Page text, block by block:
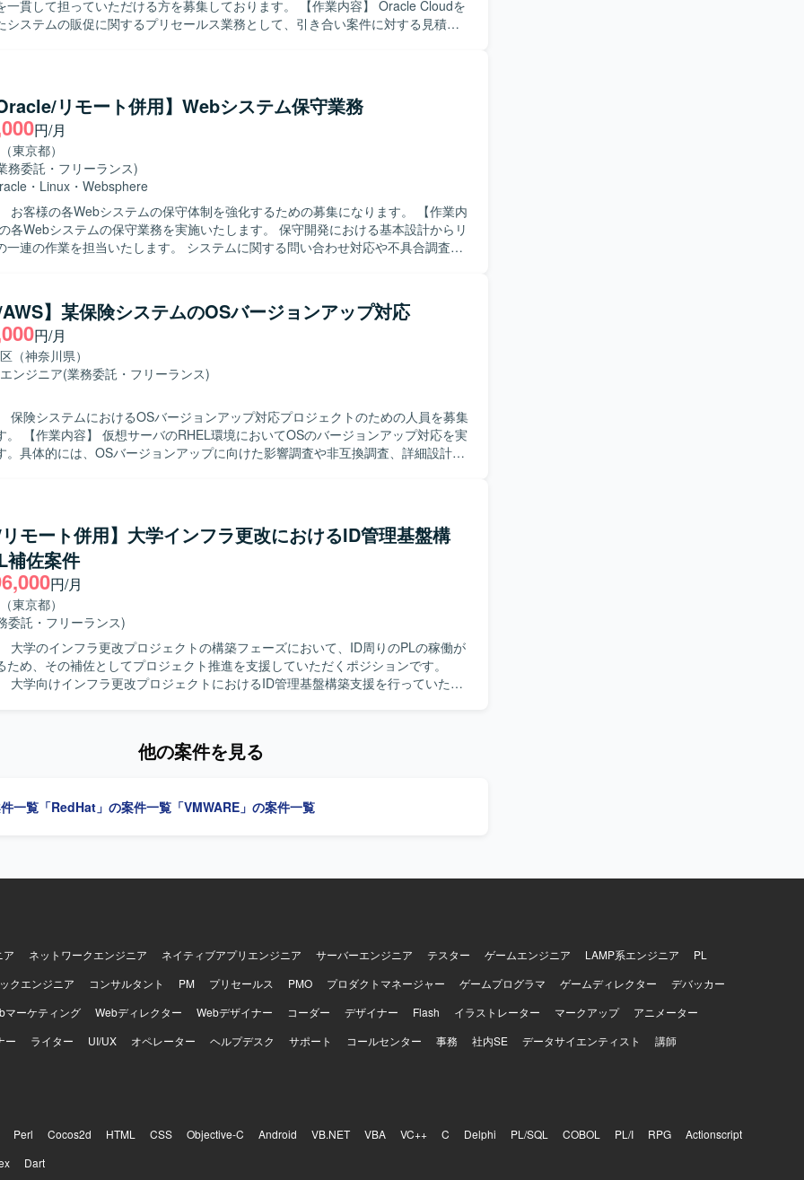
Flutter、Java、TypeScript、SpringBoot、PostgreSQL、React、AWS などを用い
発となります。
て担っていただける方を募集しております。 【作業内容】 Oracle Cloudを
システムの販促に関するプリセールス業務として、引き合い案件に対する見積作
ま
率化・自動化を意識しながら取り組み、チームメンバーと主体的にコミュニケー
る方を歓迎いたします。 サブリーダーとしてメンバーのスケジューリングやタス
管理を行いながら、お客様への報告・説明も丁寧に実施できる方を想定しており
ポジションにチャレンジしたい意欲のある方も歓迎いたします。 【ポジション
Cloudを中心としたクラウドインフラ領域で、プリセールスから構築リーダー
で経験を積むことができます。 高い要求レベルのインフラ案件に関わることで、
計やクラウド基盤構築のスキルを総合的に高めることができます。 将来的なリー
ントポジションを見据えたキャリア形成にもつながる環境です。 【開発環境】
Infrastructure(OCI)を中心としたクラウド基盤 ・Oracle Database ・Linux、
リモート併用】Webシステム保守業務
円/月
東京都）
務委託・フリーランス)
・ Linux ・ Websphere
客様の各Webシステムの保守体制を強化するための募集になります。 【作業内
各Webシステムの保守業務を実施いたします。 保守開発における基本設計からリ
一連の作業を担当いたします。 システムに関する問い合わせ対応や不具合調査な
たします。 【ポジションの魅力】 複数のWebシステムの保守業
設計からリリースまで一貫した経験を積むことができます。 問い合わせ対応や不
て、システム全体の構造理解や問題解決力を高めることができます。 【開発環
るWebシステム、Oracleデータベース、Linux環境での保守開発を行います。
】某保険システムのOSバージョンアップ対応
円/月
（神奈川県）
ンジニア(業務委託・フリーランス)
保険システムにおけるOSバージョンアップ対応プロジェクトのための人員を募集
プ対応を実
。具体的には、OSバージョンアップに向けた影響調査や非互換調査、詳細設計、
。サーバ作業において想定外の事象が発生した際にも、原因を推察し、落ち着い
ジションの魅力】 RHELおよびAWS環境におけるOSバー
対応を通じて、基盤構築スキルや非互換調査スキルを実務で高めていただけま
バおよびクラウド環境の両方に携わることで、インフラエンジニアとしての経験
発環境】 RHELを利用した仮想サーバ環境およびAWS上
システム環境での作業となります。
モート併用】大学インフラ更改におけるID管理基盤構
補佐案件
円/月
東京都）
委託・フリーランス)
大学のインフラ更改プロジェクトの構築フェーズにおいて、ID周りのPLの稼働が
ため、その補佐としてプロジェクト推進を支援していただくポジションです。
大学向けインフラ更改プロジェクトにおけるID管理基盤構築支援を行っていただ
に取り組んでいただきます。各種ドキュメント作成、レビュー、会議対応を行っ
ています。顧客やベンダーとのコミュニケーションを円滑に行い、厳しいスケジ
ることができます。LDAPを中心としたID管理基盤の知見を活かしつつ、顧客・ベ
レクトリサービスや認証連携技術を扱う環境です。
他の案件を見る
一覧 「RedHat」の案件一覧 「VMWARE」の案件一覧
ア ネットワークエンジニア ネイティブアプリエンジニア サーバーエンジニア テスター ゲームエンジニア LAMP系エンジニア
PL
クエンジニア
コンサルタント PM プリセールス PMO プロダクトマネージャー ゲームプログラマ ゲームディレクター
デバッカー
マーケティング
Webディレクター Webデザイナー コーダー デザイナー Flash イラストレーター マークアップ
アニメーター
ー
ライター UI/UX オペレーター ヘルプデスク サポート コールセンター 事務 社内SE データサイエンティスト 講師
Perl Cocos2d HTML CSS Objective-C Android VB.NET VBA VC++ C Delphi PL/SQL COBOL PL/I RPG
Actionscript
Dart